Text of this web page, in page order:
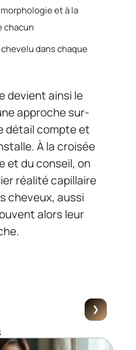
et à la
chacun
dans chaque
devient ainsi le
approche sur-
détail compte et
À la croisée
et du conseil, on
réalité capillaire
cheveux, aussi
alors leur